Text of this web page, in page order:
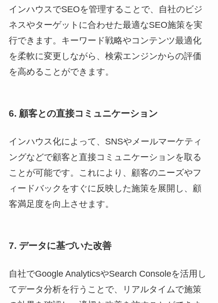
インハウスでSEOを管理することで、自社のビジ
ネスやターゲットに合わせた最適なSEO施策を実
行できます。キーワード戦略やコンテンツ最適化
を柔軟に変更しながら、検索エンジンからの評価
を高めることができます。
6. 顧客との直接コミュニケーション
インハウス化によって、SNSやメールマーケティ
ングなどで顧客と直接コミュニケーションを取る
ことが可能です。これにより、顧客のニーズやフ
ィードバックをすぐに反映した施策を展開し、顧
客満足度を向上させます。
7. データに基づいた改善
自社でGoogle AnalyticsやSearch Consoleを活用し
てデータ分析を行うことで、リアルタイムで施策